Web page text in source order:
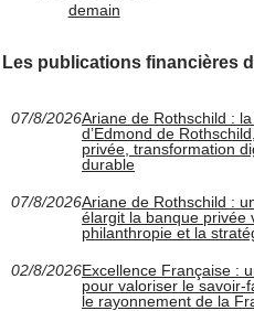
demain
Les publications financières
07/8/2026Ariane de Rothschild :
d’Edmond de
privée, transformation
durable
07/8/2026Ariane de Rothschild :
élargit la banque privée
philanthropie et la
02/8/2026Excellence Française :
pour valoriser le savoir-
le rayonnement de la